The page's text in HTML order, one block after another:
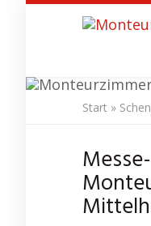
content
Start »